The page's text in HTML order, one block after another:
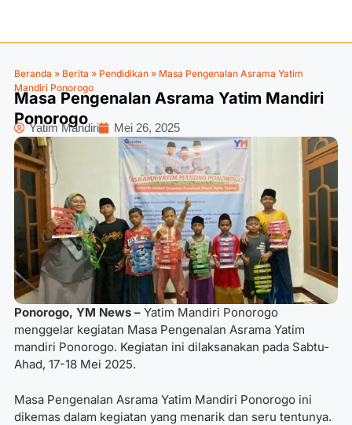
Beranda » Berita » Pendidikan » Masa Pengenalan Asrama Yatim
Mandiri Ponorogo
Masa Pengenalan Asrama Yatim Mandiri
Ponorogo
Yatim Mandiri Mei 26, 2025
Ponorogo, YM News – Yatim Mandiri Ponorogo
menggelar kegiatan Masa Pengenalan Asrama Yatim
mandiri Ponorogo. Kegiatan ini dilaksanakan pada Sabtu-
Ahad, 17-18 Mei 2025.
Masa Pengenalan Asrama Yatim Mandiri Ponorogo ini
dikemas dalam kegiatan yang menarik dan seru tentunya.